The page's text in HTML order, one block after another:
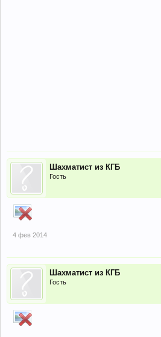
Шахматист из КГБ
Гость
4 фев 2014
Шахматист из КГБ
Гость